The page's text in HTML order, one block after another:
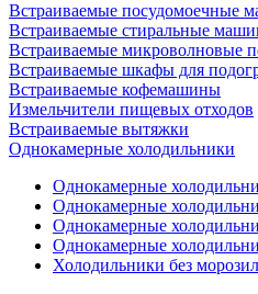
Встраиваемые посудомоечные
Встраиваемые стиральные
Встраиваемые микроволновые
Встраиваемые шкафы для
Встраиваемые кофемашины
Измельчители пищевых отходов
Встраиваемые вытяжки
Однокамерные холодильники
Однокамерные
Однокамерные
Однокамерные
Однокамерные
Холодильники без